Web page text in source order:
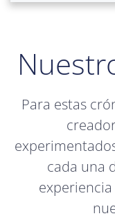
Para estas
cada una